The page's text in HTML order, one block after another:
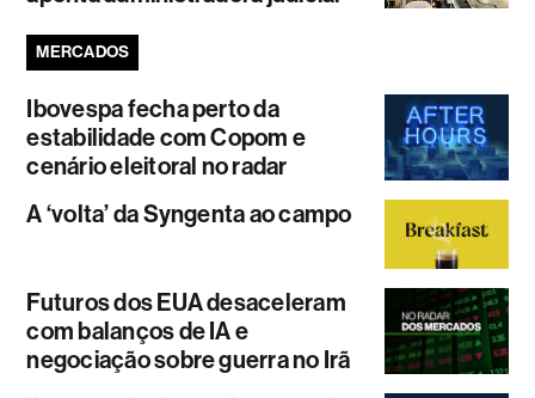
MERCADOS
Ibovespa fecha perto da
estabilidade com Copom e
cenário eleitoral no radar
A ‘volta’ da Syngenta ao campo
Futuros dos EUA desaceleram
com balanços de IA e
negociação sobre guerra no Irã